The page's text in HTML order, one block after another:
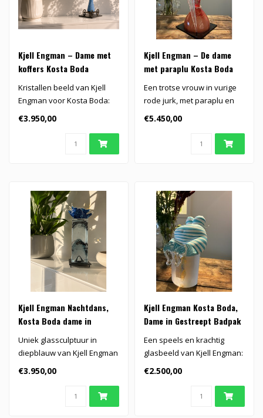
Kjell Engman – Dame met
koffers Kosta Boda
Kristallen beeld van Kjell
Engman voor Kosta Boda:
een kleurrijke dame met
€3.950,00
Kjell Engman – De dame
met paraplu Kosta Boda
Een trotse vrouw in vurige
rode jurk, met paraplu en
golvend haar, symbool van
€5.450,00
Kjell Engman Nachtdans,
Kosta Boda dame in
diepblauw
Uniek glassculptuur in
diepblauw van Kjell Engman
voor Kosta Boda, een
betoveren..
€3.950,00
Kjell Engman Kosta Boda,
Dame in Gestreept Badpak
Een speels en krachtig
glasbeeld van Kjell Engman:
de dame in gestreept
badpak s..
€2.500,00